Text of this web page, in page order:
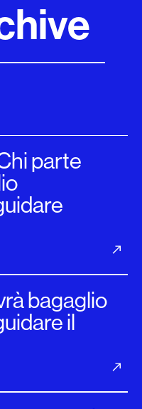
parte
bagaglio
il